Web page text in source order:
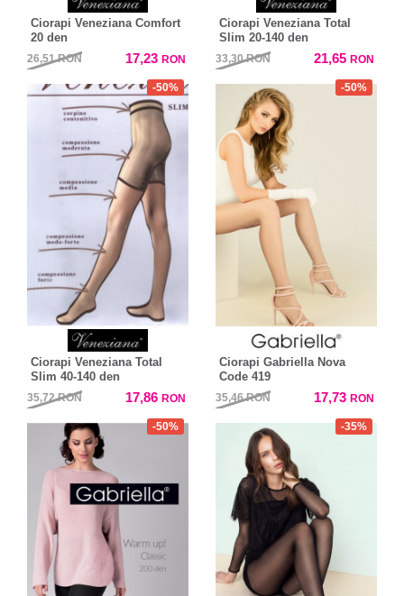
Ciorapi Veneziana Comfort
20 den
26,51RON 17,23 RON
Ciorapi Veneziana Total
Slim 20-140 den
33,30RON 21,65 RON
-50%
Ciorapi Veneziana Total
Slim 40-140 den
35,72RON 17,86 RON
-50%
Ciorapi Gabriella Nova
Code 419
35,46RON 17,73 RON
-50% -35%